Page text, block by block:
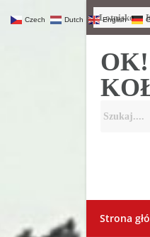
Lotnisko
OK!
Strona
Czech Dutch English